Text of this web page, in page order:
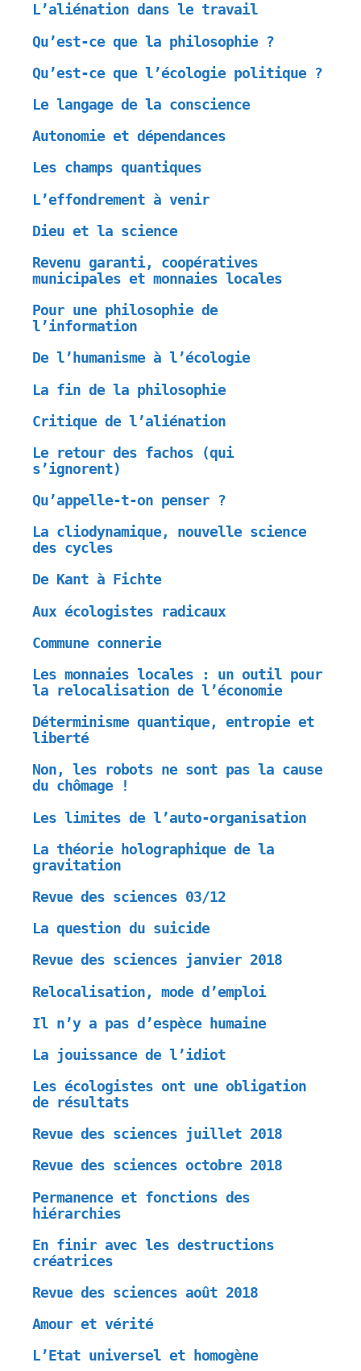
L’aliénation dans le travail
Qu’est-ce que la philosophie ?
Qu’est-ce que l’écologie politique ?
Le langage de la conscience
Autonomie et dépendances
Les champs quantiques
L’effondrement à venir
Dieu et la science
Revenu garanti, coopératives
municipales et monnaies locales
Pour une philosophie de
l’information
De l’humanisme à l’écologie
La fin de la philosophie
Critique de l’aliénation
Le retour des fachos (qui
s’ignorent)
Qu’appelle-t-on penser ?
La cliodynamique, nouvelle science
des cycles
De Kant à Fichte
Aux écologistes radicaux
Commune connerie
Les monnaies locales : un outil pour
la relocalisation de l’économie
Déterminisme quantique, entropie et
liberté
Non, les robots ne sont pas la cause
du chômage !
Les limites de l’auto-organisation
La théorie holographique de la
gravitation
Revue des sciences 03/12
La question du suicide
Revue des sciences janvier 2018
Relocalisation, mode d’emploi
Il n’y a pas d’espèce humaine
La jouissance de l’idiot
Les écologistes ont une obligation
de résultats
Revue des sciences juillet 2018
Revue des sciences octobre 2018
Permanence et fonctions des
hiérarchies
En finir avec les destructions
créatrices
Revue des sciences août 2018
Amour et vérité
L’Etat universel et homogène